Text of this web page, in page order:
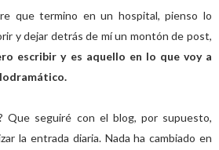
que termino en un hospital, pienso lo
y dejar detrás de mí un montón de post,
escribir y es aquello en lo que voy a
Que seguiré con el blog, por supuesto,
la entrada diaria. Nada ha cambiado en